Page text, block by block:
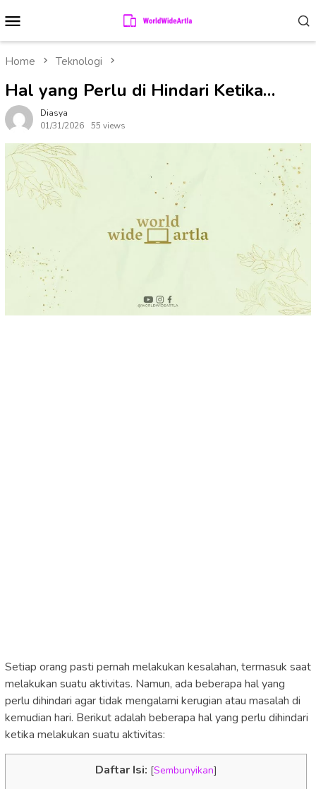
to
contentMenu
Home Teknologi
Hal yang Perlu di Hindari Ketika…
Diasya
01/31/2026
55 views
Setiap orang pasti pernah melakukan kesalahan, termasuk saat
melakukan suatu aktivitas. Namun, ada beberapa hal yang
perlu dihindari agar tidak mengalami kerugian atau masalah di
kemudian hari. Berikut adalah beberapa hal yang perlu dihindari
ketika melakukan suatu aktivitas:
Daftar Isi: [Sembunyikan]